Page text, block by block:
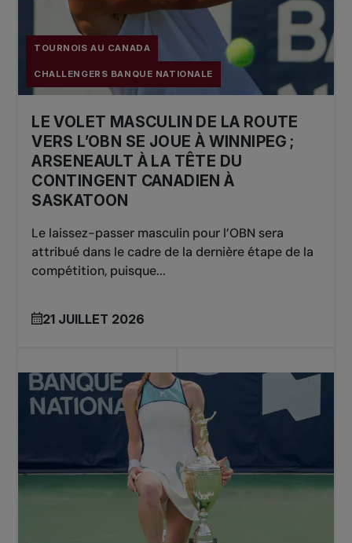
Simple: Ricardas Berankis (LTU)
Double: Scott CLAYTON (GBR) / Adil
SHAMASDIN (CAN)
2018
Simple: Denis KUDLA (USA)
Double: Joris DE LOORE (BEL) / Frederik
2017
Double: Sam GOTH (AUS) / Adil SHAMASDIN
2016
Simple: Daniel Evans (GBR)
Double: James CERRATANI (USA) / Max
SCHNUR (USA)
TOURNOIS AU CANADA
CHALLENGERS BANQUE NATIONALE
LE VOLET MASCULIN DE LA ROUTE
VERS L’OBN SE JOUE À WINNIPEG ;
ARSENEAULT À LA TÊTE DU
CONTINGENT CANADIEN À
SASKATOON
Le laissez-passer masculin pour l’OBN sera
attribué dans le cadre de la dernière étape de la
compétition, puisque...
21 JUILLET 2026